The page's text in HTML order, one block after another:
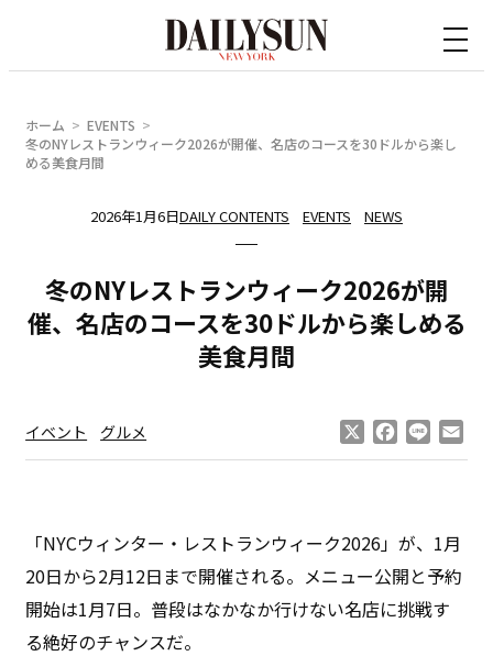
ホーム
EVENTS
冬のNYレストランウィーク2026が開催、名店のコースを30ドルから楽し
める美食月間
2026年1月6日DAILY CONTENTS EVENTS NEWS
冬のNYレストランウィーク2026が開
催、名店のコースを30ドルから楽しめる
美食月間
イベント グルメ Facebook
Line
「NYCウィンター・レストランウィーク2026」が、1月
20日から2月12日まで開催される。メニュー公開と予約
開始は1月7日。普段はなかなか行けない名店に挑戦す
る絶好のチャンスだ。